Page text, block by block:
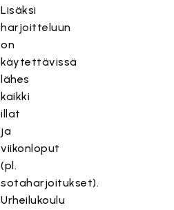
Lisäksi
harjoitteluun
on
käytettävissä
lähes
kaikki
illat
ja
viikonloput
(pl.
sotaharjoitukset).
Urheilukoulu